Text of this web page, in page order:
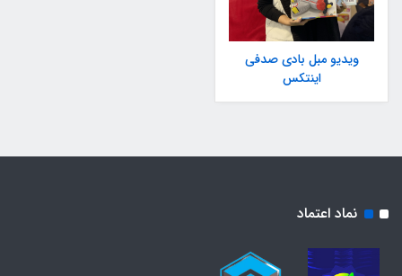
ویدیو مبل بادی صدفی
اینتکس
نماد اعتماد